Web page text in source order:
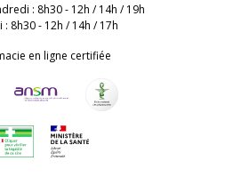
: 8h30 - 12h / 14h / 19h
: 8h30 - 12h / 14h / 17h
en ligne certifiée